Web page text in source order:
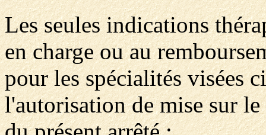
Les seules indications
en charge ou au
pour les spécialités visées
l'autorisation de mise sur